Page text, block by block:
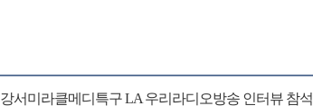
강서미라클메디특구 LA 우리라디오방송 인터뷰 참석